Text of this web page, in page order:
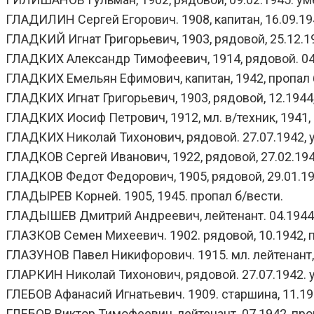
ГЛАДИЛИН Сергей Егорович. 1908, капитан,
ГЛАДКИЙ Игнат Григорьевич, 1903, рядовой,
ГЛАДКИХ Александр Тимофеевич, 1914, рядовой.
ГЛАДКИХ Емельян Ефимович, капитан, 1942, пропал
ГЛАДКИХ Игнат Григорьевич, 1903, рядовой,
ГЛАДКИХ Иосиф Петрович, 1912, мл. в/техник, 1941,
ГЛАДКИХ Николай Тихонович, рядовой. 27.07.1942,
ГЛАДКОВ Сергей Иванович, 1922, рядовой,
ГЛАДКОВ Федот Федорович, 1905, рядовой,
ГЛАДЫРЕВ Корней. 1905, 1945. пропал б/вести.
ГЛАДЫШЕВ Дмитрий Андреевич, лейтенант.
ГЛАЗКОВ Семен Михеевич. 1902. рядовой, 10.1942,
ГЛАЗУНОВ Павел Никифорович. 1915. мл.
ГЛАРКИН Николай Тихонович, рядовой. 27.07.1942.
ГЛЕБОВ Афанасий Игнатьевич. 1909. старшина,